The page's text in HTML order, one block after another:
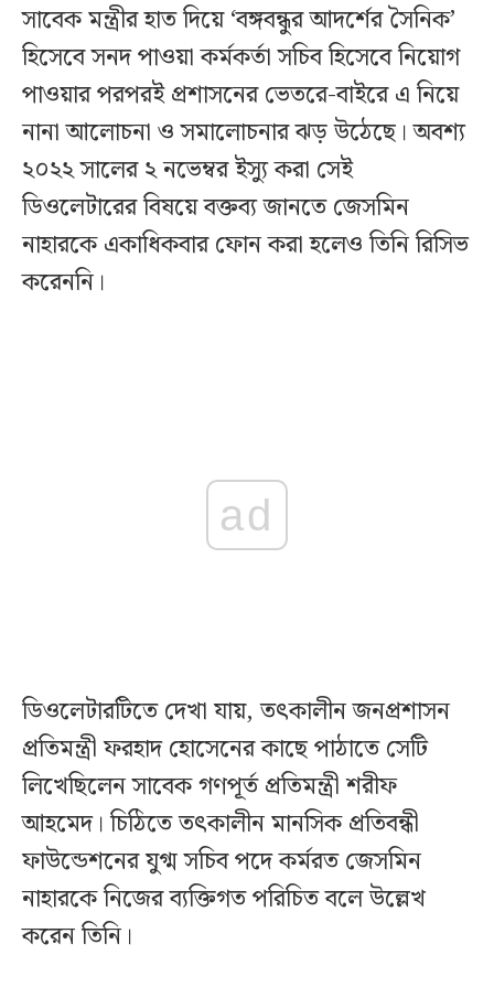
সাবেক মন্ত্রীর হাত দিয়ে ‘বঙ্গবন্ধুর আদর্শের সৈনিক’
হিসেবে সনদ পাওয়া কর্মকর্তা সচিব হিসেবে নিয়োগ
পাওয়ার পরপরই প্রশাসনের ভেতরে-বাইরে এ নিয়ে
নানা আলোচনা ও সমালোচনার ঝড় উঠেছে। অবশ্য
২০২২ সালের ২ নভেম্বর ইস্যু করা সেই
ডিওলেটারের বিষয়ে বক্তব্য জানতে জেসমিন
নাহারকে একাধিকবার ফোন করা হলেও তিনি রিসিভ
করেননি।
ad
ডিওলেটারটিতে দেখা যায়, তৎকালীন জনপ্রশাসন
প্রতিমন্ত্রী ফরহাদ হোসেনের কাছে পাঠাতে সেটি
লিখেছিলেন সাবেক গণপূর্ত প্রতিমন্ত্রী শরীফ
আহমেদ। চিঠিতে তৎকালীন মানসিক প্রতিবন্ধী
ফাউন্ডেশনের যুগ্ম সচিব পদে কর্মরত জেসমিন
নাহারকে নিজের ব্যক্তিগত পরিচিত বলে উল্লেখ
করেন তিনি।